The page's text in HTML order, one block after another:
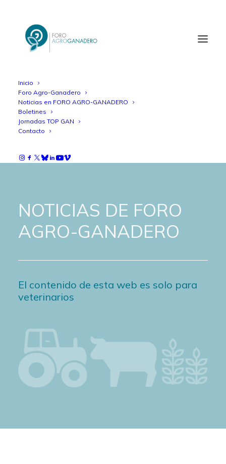
Inicio
Foro Agro-Ganadero
Noticias en FORO AGRO-GANADERO
Boletines
Jornadas TOP GAN
Contacto
NOTICIAS DE FORO
AGRO-GANADERO
El contenido de esta web es solo para
veterinarios